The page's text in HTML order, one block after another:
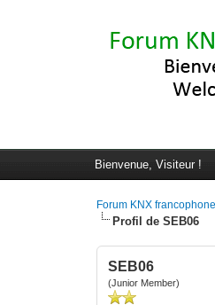
Bienvenue, Visiteur !
Forum KNX
Profil de SEB06
SEB06
(Junior Member)